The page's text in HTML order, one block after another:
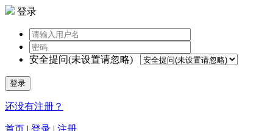
登录
安全提问(未设置请忽略)
登录
还没有注册？
首页 | 登录 | 注册